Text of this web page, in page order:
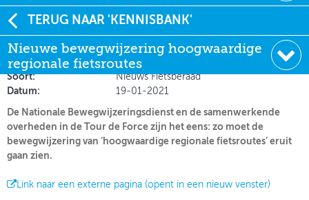
ACTUEEL
DOSSIERS
BIJEENKOMSTEN
ONTWERPERSCAFÉ
INLOGGEN
TERUG NAAR 'KENNISBANK'
Nieuwe bewegwijzering hoogwaardige
regionale fietsroutes
Nieuwe bewegwijzering hoogwaardige regionale
fietsroutes
Soort:
Nieuws Fietsberaad
Datum:
19-01-2021
De Nationale Bewegwijzeringsdienst en de samenwerkende
overheden in de Tour de Force zijn het eens: zo moet de
bewegwijzering van ‘hoogwaardige regionale fietsroutes’ eruit
gaan zien.
Link naar een externe pagina (opent in een nieuw venster)